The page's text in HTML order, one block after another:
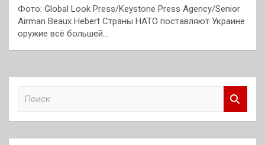
Фото: Global Look Press/Keystone Press Agency/Senior
Airman Beaux Hebert Страны НАТО поставляют Украине
оружие всё большей…
к